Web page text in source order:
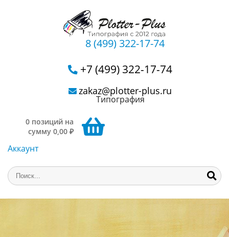
8 (499) 322-17-74
+7 (499) 322-17-74
zakaz@plotter-plus.ru
Типография
0 позиций на
сумму 0,00 ₽
Аккаунт